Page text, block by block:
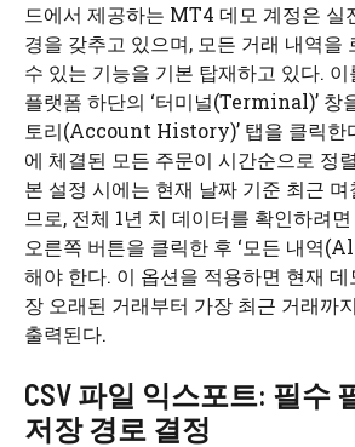
드에서 제공하는 MT4 데모 계정은 실
경을 갖추고 있으며, 모든 거래 내역을
수 있는 기능을 기본 탑재하고 있다.
플랫폼 하단의 ‘터미널(Terminal)’ 창
토리(Account History)’ 탭을 클릭한
에 체결된 모든 주문이 시간순으로 정
본 설정 시에는 현재 날짜 기준 최근
므로, 전체 1년 치 데이터를 확인하려
오른쪽 버튼을 클릭한 후 ‘모든 내역
해야 한다. 이 옵션을 적용하면 현재
장 오래된 거래부터 가장 최근 거래까
출력된다.
CSV 파일 익스포트: 필수
저장 경로 결정